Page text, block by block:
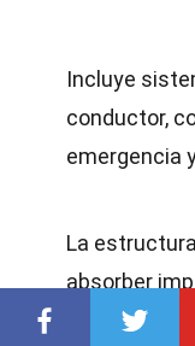
Incluye
conductor,
emergencia
La
absorber